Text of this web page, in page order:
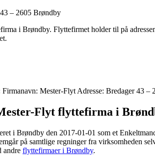
– 2605 Brøndby
i Brøndby. Flyttefirmet holder til på
Firmanavn: Mester-Flyt Adresse: Bredager 43
Flyt flyttefirma i
i Brøndby den 2017-01-01 som et
på samtlige regninger fra virksomheden
andre flyttefirmaer i Brøndby.